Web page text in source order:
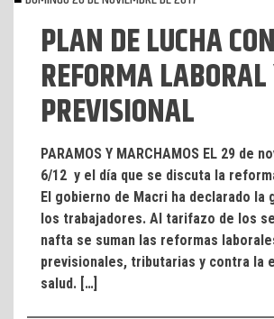
PLAN DE LUCHA
REFORMA
PREVISIONAL
PARAMOS Y MARCHAMOS EL 29 de
6/12 y el día que se discuta la
El gobierno de Macri ha declarado la
los trabajadores. Al tarifazo de los
nafta se suman las reformas
previsionales, tributarias y contra la
salud. […]